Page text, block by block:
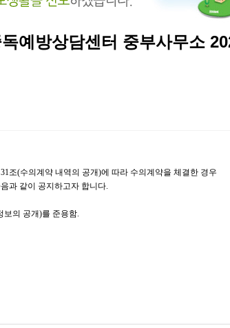
예방상담센터 중부사무소
31조(수의계약 내역의 공개)에 따라 수의계약을 체결한 경우
과 같이 공지하고자 합니다.
보의 공개)를 준용함.